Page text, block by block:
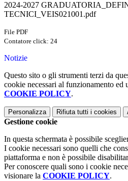
2024-2027
TECNICI_VEIS021001.pdf
File PDF
Contatore click: 24
Notizie
Questo sito o gli strumenti terzi da
cookie necessari al funzionamento
COOKIE POLICY.
Personalizza Rifiuta tutti i cookies
Gestione cookie
In questa schermata è possibile
I cookie necessari sono quelli che
piattaforma e non è possibile
Per conoscere quali sono i cookie
visionare la COOKIE POLICY.